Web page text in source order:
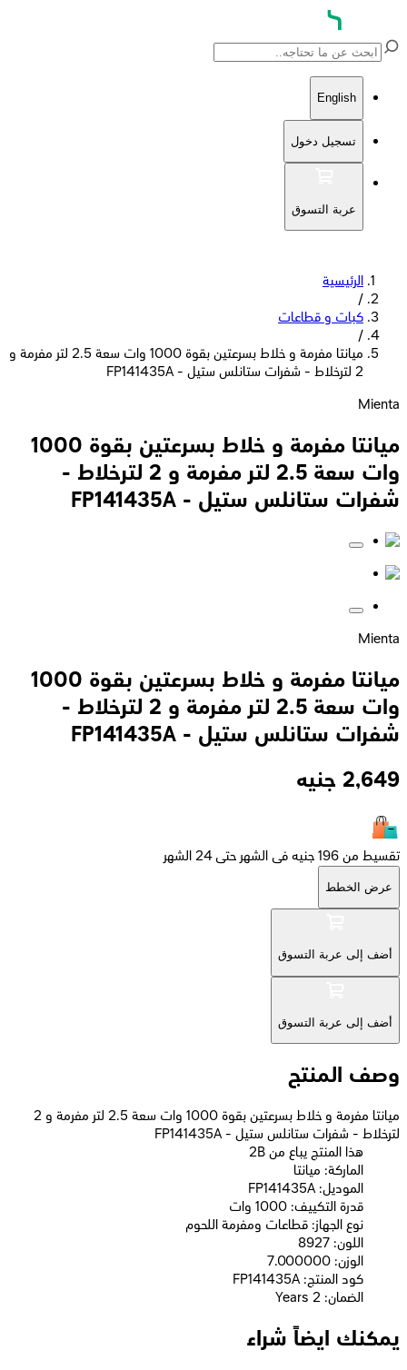
English
تسجيل دخول
عربة التسوق
الرئيسية
/
كبات و قطاعات
/
ميانتا مفرمة و خلاط بسرعتين بقوة 1000 وات سعة 2.5 لتر مفرمة و
2 لترخلاط - شفرات ستانلس ستيل - FP141435A
Mienta
ميانتا مفرمة و خلاط بسرعتين بقوة 1000
وات سعة 2.5 لتر مفرمة و 2 لترخلاط -
شفرات ستانلس ستيل - FP141435A
Mienta
ميانتا مفرمة و خلاط بسرعتين بقوة 1000
وات سعة 2.5 لتر مفرمة و 2 لترخلاط -
شفرات ستانلس ستيل - FP141435A
2,649 جنيه
تقسيط من 196 جنيه فى الشهر حتى 24 الشهر
عرض الخطط
أضف إلى عربة التسوق
أضف إلى عربة التسوق
وصف المنتج
ميانتا مفرمة و خلاط بسرعتين بقوة 1000 وات سعة 2.5 لتر مفرمة و 2
لترخلاط - شفرات ستانلس ستيل - FP141435A
2B هذا المنتج يباع من
الماركة: ميانتا
الموديل: FP141435A
قدرة التكييف: 1000 وات
نوع الجهاز: قطاعات ومفرمة اللحوم
اللون: 8927
الوزن: 7.000000
كود المنتج: FP141435A
الضمان: 2 Years
يمكنك ايضاً شراء